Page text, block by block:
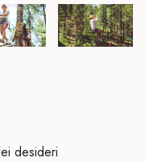
desideri